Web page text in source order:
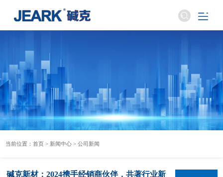
当前位置：首页 > 新闻中心 >公司新闻
碱克新材：2024携手经销商伙伴，共著行业新